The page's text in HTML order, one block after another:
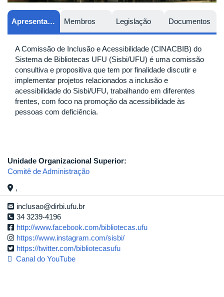
Apresentação
A Comissão de Inclusão e Acessibilidade (CINACBIB) do
Sistema de Bibliotecas UFU (Sisbi/UFU) é uma comissão
consultiva e propositiva que tem por finalidade discutir e
implementar projetos relacionados a inclusão e
acessibilidade do Sisbi/UFU, trabalhando em diferentes
frentes, com foco na promoção da acessibilidade às
pessoas com deficiência.
Membros Legislação Documentos
Unidade Organizacional Superior:
Comitê de Administração
,
inclusao@dirbi.ufu.br
34 3239-4196
http://www.facebook.com/bibliotecas.ufu
https://www.instagram.com/sisbi/
https://twitter.com/bibliotecasufu
Canal do YouTube